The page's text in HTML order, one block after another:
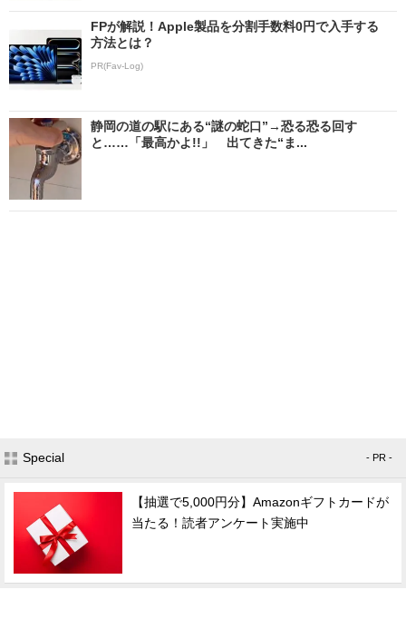
FPが解説！Apple製品を分割手数料0円で入手する
方法とは？
PR(Fav-Log)
静岡の道の駅にある“謎の蛇口”→恐る恐る回す
と……「最高かよ!!」 出てきた“ま...
Special - PR -
【抽選で5,000円分】Amazonギフトカードが
当たる！読者アンケート実施中